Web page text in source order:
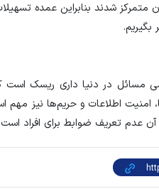
متمرکز شدند بنابراین عمده
بگیریم.
مسائل در دنیا داری ریسک است
اطلاعات و حریم‌ها نیز مهم
عدم تعریف ضوابط برای افراد